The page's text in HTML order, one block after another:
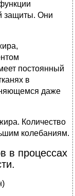
защиты. Они
постоянный
в
даже
Количество
колебаниям.
в процессах